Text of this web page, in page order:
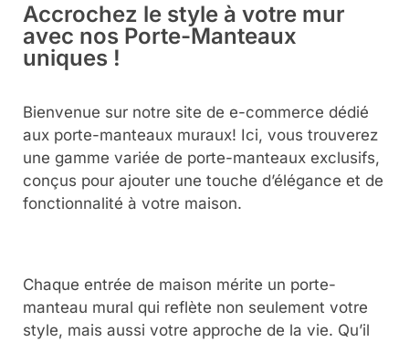
Accrochez le style à votre mur
avec nos Porte-Manteaux
uniques !
Bienvenue sur notre site de e-commerce dédié
aux porte-manteaux muraux! Ici, vous trouverez
une gamme variée de porte-manteaux exclusifs,
conçus pour ajouter une touche d’élégance et de
fonctionnalité à votre maison.
Chaque entrée de maison mérite un porte-
manteau mural qui reflète non seulement votre
style, mais aussi votre approche de la vie. Qu’il